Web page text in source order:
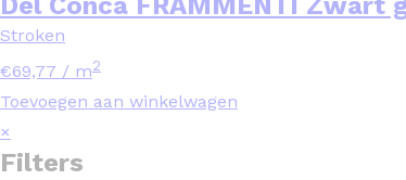
Stroken
€69,77 / m2
Toevoegen aan winkelwagen
×
Filters